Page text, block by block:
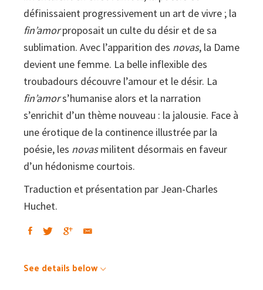
définissaient progressivement un art de vivre ; la
fin’amorproposait un culte du désir et de sa
sublimation. Avec l’apparition des novas, la Dame
devient une femme. La belle inflexible des
troubadours découvre l’amour et le désir. La
fin’amors’humanise alors et la narration
s’enrichit d’un thème nouveau : la jalousie. Face à
une érotique de la continence illustrée par la
poésie, les novasmilitent désormais en faveur
d’un hédonisme courtois.
Traduction et présentation par Jean-Charles
Huchet.
See details below